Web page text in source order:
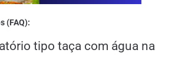
(FAQ):
tipo taça com água na